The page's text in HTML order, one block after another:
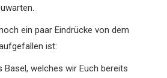
ein paar Eindrücke von dem
ist:
Basel, welches wir Euch bereits